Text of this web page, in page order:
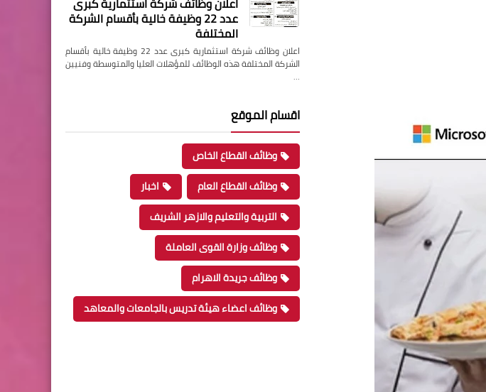
عدد 22 وظيفة خالية بأقسام الشركة
المختلفة
اعلان وظائف شركة استثمارية كبرى عدد 22 وظيفة خالية بأقسام
الشركة المختلفة هذه الوظائف للمؤهلات العليا والمتوسطة وفنيين
…
اقسام الموقع
وظائف القطاع الخاص
وظائف القطاع العام
اخبار
التربية والتعليم والازهر الشريف
وظائف وزارة القوى العاملة
وظائف جريدة الاهرام
وظائف اعضاء هيئة تدريس بالجامعات والمعاهد